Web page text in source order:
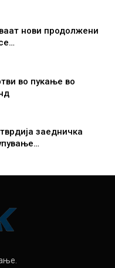
нови продолжени
во пукање во
заедничка